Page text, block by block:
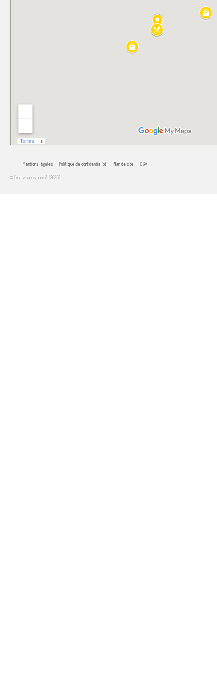
Mentions légales Politique de confidentialité Plan de site CGV
© [malvinacrea.com] [2025]